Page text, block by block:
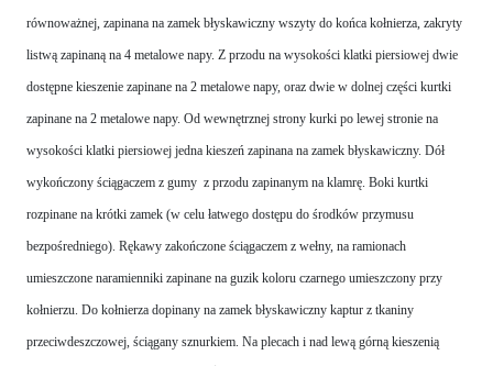
równoważnej, zapinana na zamek błyskawiczny wszyty do końca kołnierza, zakryty
listwą zapinaną na 4 metalowe napy. Z przodu na wysokości klatki piersiowej dwie
dostępne kieszenie zapinane na 2 metalowe napy, oraz dwie w dolnej części kurtki
zapinane na 2 metalowe napy. Od wewnętrznej strony kurki po lewej stronie na
wysokości klatki piersiowej jedna kieszeń zapinana na zamek błyskawiczny. Dół
wykończony ściągaczem z gumy z przodu zapinanym na klamrę. Boki kurtki
rozpinane na krótki zamek (w celu łatwego dostępu do środków przymusu
bezpośredniego). Rękawy zakończone ściągaczem z wełny, na ramionach
umieszczone naramienniki zapinane na guzik koloru czarnego umieszczony przy
kołnierzu. Do kołnierza dopinany na zamek błyskawiczny kaptur z tkaniny
przeciwdeszczowej, ściągany sznurkiem. Na plecach i nad lewą górną kieszenią